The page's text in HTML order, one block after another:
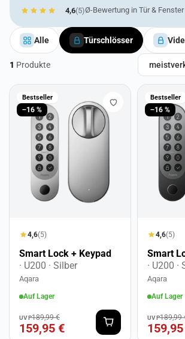
4,6(5)Ø-Bewertung in Tür & Fenster
Alle Türschlösser
1 Produkte
Produkte in Tür &
Bestseller
−16 %
4,6(5)
Smart Lock + Keypad
· U200 · Silber
Aqara
Auf Lager
UVP189,99 €
159,95 €
Bestseller
−16 %
4,6(5)
Smart
· U200 ·
Aqara
Auf Lager
UVP189,99